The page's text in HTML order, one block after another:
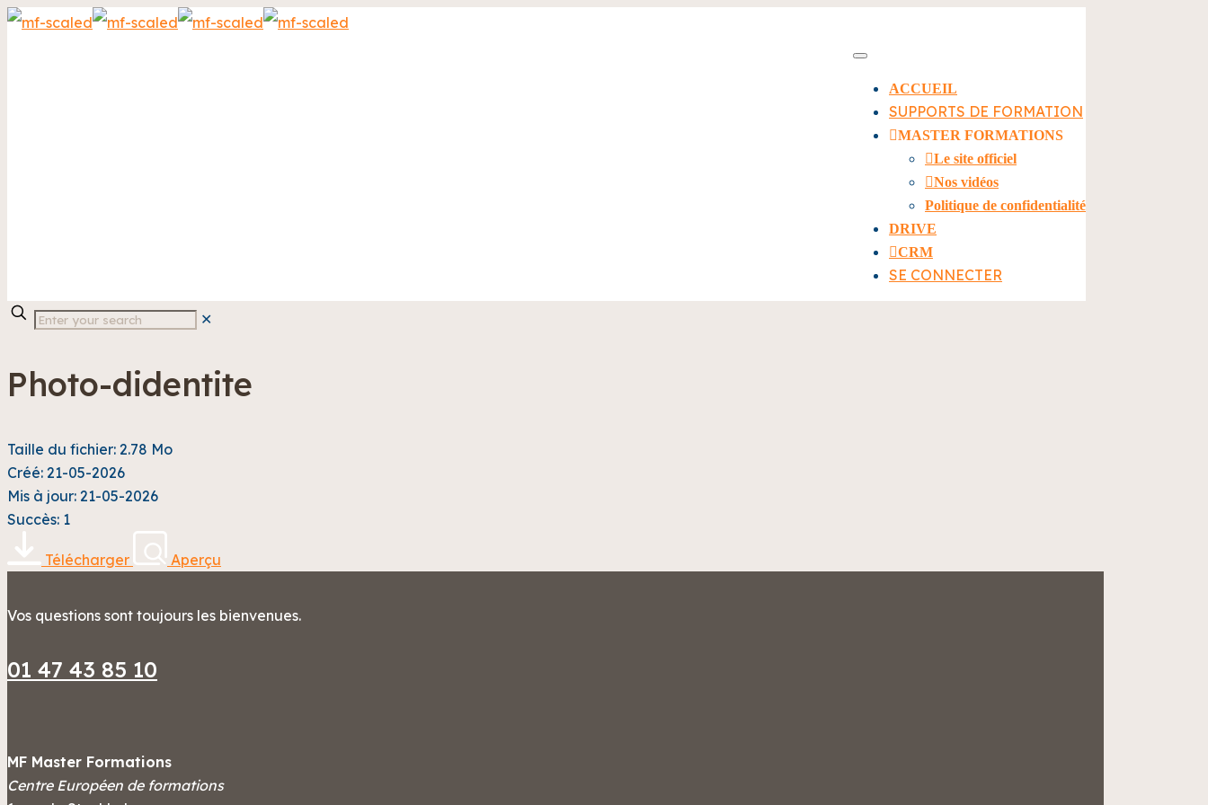
ACCUEIL
SUPPORTS DE FORMATION
MASTER FORMATIONS
Le site officiel
Nos vidéos
Politique de confidentialité
DRIVE
CRM
SE CONNECTER
✕
Photo-didentite
Taille du fichier: 2.78 Mo
Créé: 21-05-2026
Mis à jour: 21-05-2026
Succès: 1
Télécharger Aperçu
Vos questions sont toujours les bienvenues.
01 47 43 85 10
MF Master Formations
Centre Européen de formations